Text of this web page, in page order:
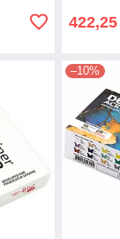
422,25
–10%